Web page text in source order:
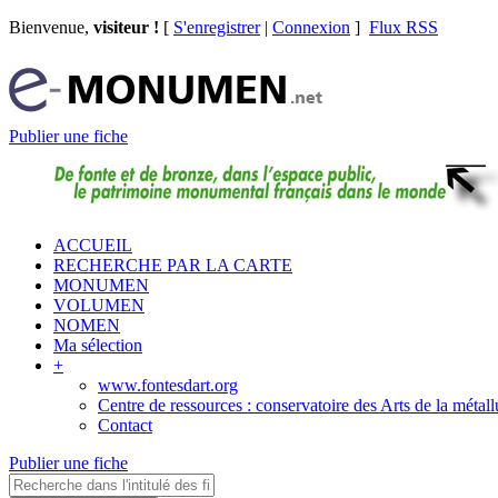
Bienvenue, visiteur ! [ S'enregistrer| Connexion ] Flux RSS
Publier une fiche
ACCUEIL
RECHERCHE PAR LA CARTE
MONUMEN
VOLUMEN
NOMEN
Ma sélection
+
www.fontesdart.org
Centre de ressources : conservatoire des Arts de la
Contact
Publier une fiche